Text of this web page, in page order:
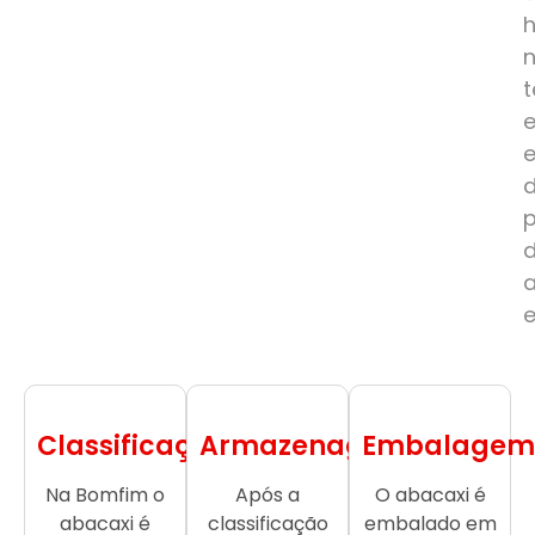
e
Classificação
Na Bomfim o
abacaxi é
Armazenagem
Após a
classificação
Embalagem
O abacaxi é
embalado em